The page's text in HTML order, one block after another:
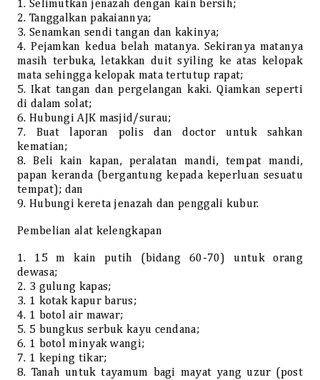
1. Selimutkan jenazah dengan kain bersih;
2. Tanggalkan pakaiannya;
3. Senamkan sendi tangan dan kakinya;
4. Pejamkan kedua belah matanya. Sekiranya matanya
masih terbuka, letakkan duit syiling ke atas kelopak
mata sehingga kelopak mata tertutup rapat;
5. Ikat tangan dan pergelangan kaki. Qiamkan seperti
di dalam solat;
6. Hubungi AJK masjid/surau;
7. Buat laporan polis dan doctor untuk sahkan
kematian;
8. Beli kain kapan, peralatan mandi, tempat mandi,
papan keranda (bergantung kepada keperluan sesuatu
tempat); dan
9. Hubungi kereta jenazah dan penggali kubur.
Pembelian alat kelengkapan
1. 15 m kain putih (bidang 60-70) untuk orang
dewasa;
2. 3 gulung kapas;
3. 1 kotak kapur barus;
4. 1 botol air mawar;
5. 5 bungkus serbuk kayu cendana;
6. 1 botol minyak wangi;
7. 1 keping tikar;
8. Tanah untuk tayamum bagi mayat yang uzur (post